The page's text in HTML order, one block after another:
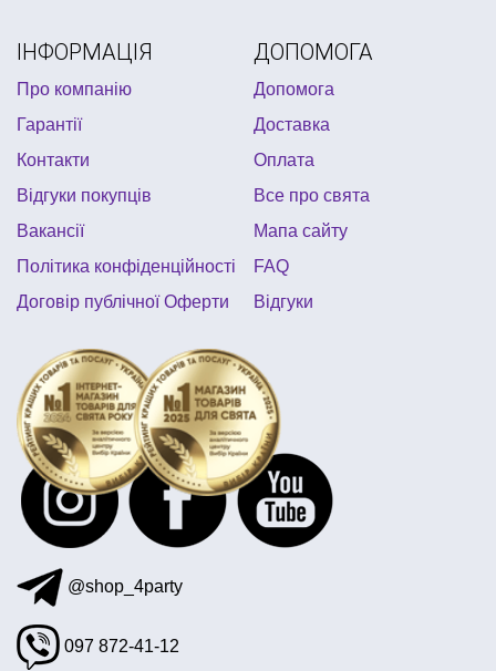
іграшкові зброї
все для нового року купити
день дурня
ІНФОРМАЦІЯ
Про компанію
Гарантії
Контакти
Відгуки покупців
Вакансії
Політика конфіденційності
Договір публічної Оферти
ДОПОМОГА
Допомога
Доставка
Оплата
Все про свята
Мапа сайту
FAQ
Відгуки
@shop_4party
097 872-41-12